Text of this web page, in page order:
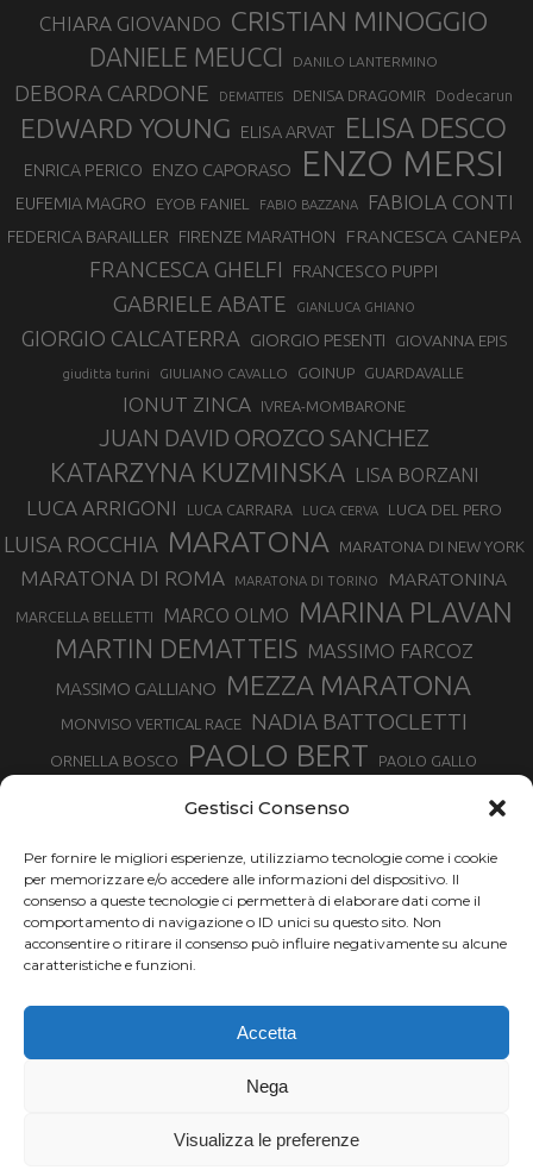
Gestisci Consenso
Per fornire le migliori esperienze, utilizziamo tecnologie come i cookie
per memorizzare e/o accedere alle informazioni del dispositivo. Il
consenso a queste tecnologie ci permetterà di elaborare dati come il
comportamento di navigazione o ID unici su questo sito. Non
acconsentire o ritirare il consenso può influire negativamente su alcune
caratteristiche e funzioni.
Accetta
Nega
Visualizza le preferenze
CHIARA GIOVANDO CRISTIAN MINOGGIO
DANIELE MEUCCI DANILO LANTERMINO
DEBORA CARDONE DEMATTEIS DENISA DRAGOMIR Dodecarun
EDWARD YOUNG ELISA ARVAT ELISA DESCO
ENRICA PERICO ENZO CAPORASO ENZO MERSI
EUFEMIA MAGRO EYOB FANIEL FABIO BAZZANA FABIOLA CONTI
FEDERICA BARAILLER FIRENZE MARATHON FRANCESCA CANEPA
FRANCESCA GHELFI FRANCESCO PUPPI
GABRIELE ABATE GIANLUCA GHIANO
GIORGIO CALCATERRA GIORGIO PESENTI GIOVANNA EPIS
giuditta turini GIULIANO CAVALLO GOINUP GUARDAVALLE
IONUT ZINCA IVREA-MOMBARONE
JUAN DAVID OROZCO SANCHEZ
KATARZYNA KUZMINSKA LISA BORZANI
LUCA ARRIGONI LUCA CARRARA LUCA CERVA LUCA DEL PERO
LUISA ROCCHIA MARATONA MARATONA DI NEW YORK
MARATONA DI ROMA MARATONA DI TORINO MARATONINA
MARCELLA BELLETTI MARCO OLMO MARINA PLAVAN
MARTIN DEMATTEIS MASSIMO FARCOZ
MASSIMO GALLIANO MEZZA MARATONA
MONVISO VERTICAL RACE NADIA BATTOCLETTI
ORNELLA BOSCO PAOLO BERT PAOLO GALLO
SILVIA SERAFINI SONIA GLAREY TAVAGNASCO TOR DES GEANTS
TOUR MONVISO TRAIL TRAIL MONTE CASTO TROFEO KIMA
TURIN MARATHON URBAN ZEMMER VAL DI FASSA RUNNING
VALENTINA BELOTTI
VENICE MARATHON
XAVIER CHEVRIER
YEMAN CRIPPA
Chi siamo | Termini d'uso | Privacy |